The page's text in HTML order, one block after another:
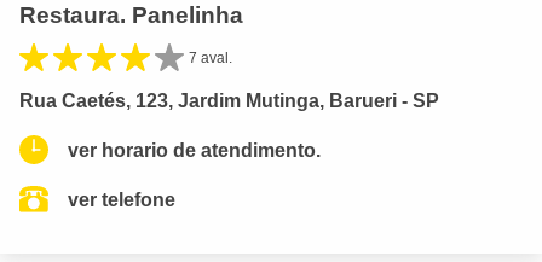
Restaura. Panelinha
7 aval.
Rua Caetés, 123, Jardim Mutinga, Barueri - SP
ver horario de atendimento.
ver telefone